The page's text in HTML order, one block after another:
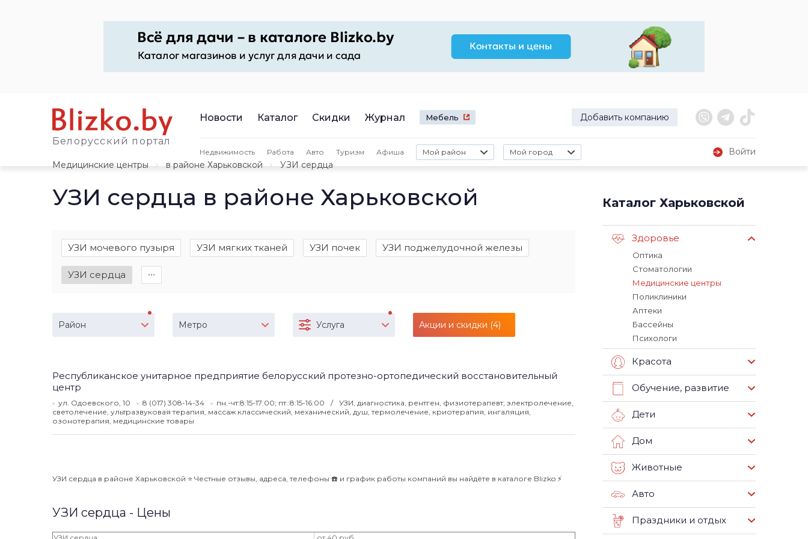
Белорусский портал
Новости Каталог Скидки Журнал Мебель Добавить компанию
Недвижимость Работа Авто Туризм Афиша Мой район Мой город
Войти
Медицинские центры
в районе Харьковской УЗИ сердца
УЗИ сердца в районе Харьковской
УЗИ мочевого пузыря УЗИ мягких тканей УЗИ почек УЗИ поджелудочной железы
УЗИ сердца ∙∙∙
Район Метро Услуга Акции и скидки (4)
Республиканское унитарное предприятие белорусский протезно-ортопедический восстановительный
центр
ул. Одоевского, 10 8 (017) 308-14-34 пн.-чт:8:15-17:00; пт.:8:15-16:00
УЗИ, диагностика, рентген, физиотерапевт, электролечение,
светолечение, ультразвуковая терапия, массаж классический, механический, душ, термолечение, криотерапия, ингаляция,
озонотерапия, медицинские товары
УЗИ сердца в районе Харьковской ⭐️ Честные отзывы, адреса, телефоны ☎️ и график работы компаний вы найдёте в каталоге Blizko ⚡️
УЗИ сердца - Цены
Каталог Харьковской
Здоровье
Оптика
Стоматологии
Медицинские центры
Поликлиники
Аптеки
Бассейны
Психологи
Красота
Обучение, развитие
Дети
Дом
Животные
Авто
Праздники и отдых